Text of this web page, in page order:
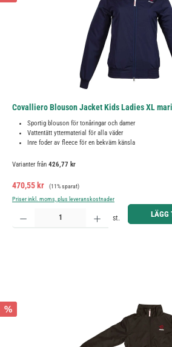
Covalliero Blouson Jacket Kids Ladies XL
Sportig blouson för tonåringar och damer
Vattentätt yttermaterial för alla väder
Inre foder av fleece för en bekväm känsla
Varianter från 426,77 kr
Försäljningspris:
470,55 kr Ordinarie pris:
(11% sparat)
Priser inkl. moms, plus leveranskostnader
Produktkvantitet: Ange önskat belopp eller använd
st. LÄGG
%